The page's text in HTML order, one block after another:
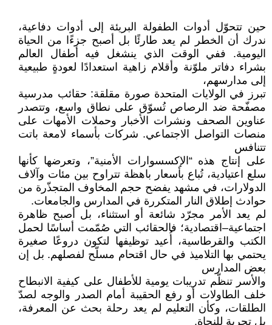
حين تتحوّل أدوات الطفولة البريئة إلى أدوات دفاعية،
ندرك أن الخطر لم يعد طارئًا بل أصبح جزءًا من الحياة
اليومية. ففي الوقت الذي ينشغل فيه أطفال العالم
بشراء دفاتر ملوّنة وأقلام زاهية استعدادًا لعودةٍ طبيعية
إلى مدارسهم،
تبرز في الولايات المتحدة صورة مقلقة: حقائب مدرسية
مصفّحة ضد الرصاص تُسوّق على نطاق واسع، وتتصدر
عناوين الصحف ونشرات الأخبار وحملات الأمهات على
منصات التواصل الاجتماعي. شركات بأسماء لامعة باتت
تتنافس
على إنتاج هذه “الإكسسوارات الأمنية”، وتعرضها كأنها
سلع اعتيادية، تُباع بأسعار باهظة تتراوح بين مئات وآلاف
الدولارات، في مشهد يفضح حجم المخاوف المتجذّرة من
حوادث إطلاق النار المتكررة في المدارس والجامعات.
لم يعد الأمر مجرّد شائعة أو استثناء، بل أصبح ظاهرة
اجتماعية–اقتصادية؛ فالحقائب التي صُمّمت أساسًا لحمل
الكتب والقرطاسية، أُعيد توظيفها لتكون دروعًا صغيرة
يحتمي بها التلاميذ في حال اقتحام مسلّح لفصلهم. بل إن
بعض المدارس
والأسر تنظّم تدريبات يومية للأطفال على كيفية الانبطاح
خلف الطاولات أو رفع الحقيبة أمام الصدر والوجه لصدّ
الطلقات، وكأن التعليم لم يعد رحلة بحث عن المعرفة،
بل تجربة للنجاة.